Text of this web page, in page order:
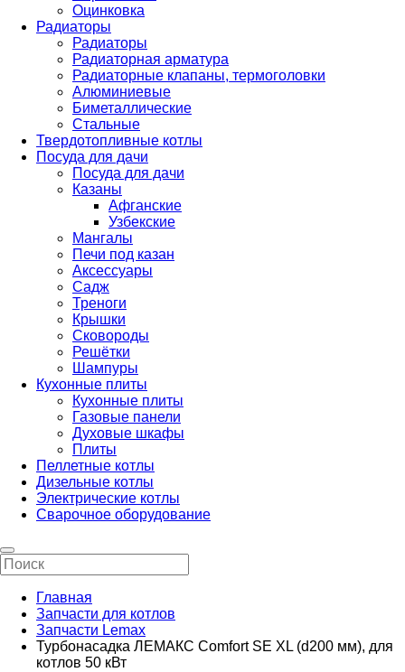
Оцинковка
Радиаторы
Радиаторы
Радиаторная арматура
Радиаторные клапаны, термоголовки
Алюминиевые
Биметаллические
Стальные
Твердотопливные котлы
Посуда для дачи
Посуда для дачи
Казаны
Афганские
Узбекские
Мангалы
Печи под казан
Аксессуары
Садж
Треноги
Крышки
Сковороды
Решётки
Шампуры
Кухонные плиты
Кухонные плиты
Газовые панели
Духовые шкафы
Плиты
Пеллетные котлы
Дизельные котлы
Электрические котлы
Сварочное оборудование
Главная
Запчасти для котлов
Запчасти Lemax
Турбонасадка ЛЕМАКС Comfort SE XL (d200 мм), для
котлов 50 кВт